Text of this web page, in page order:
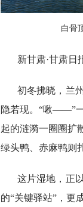
白骨
新甘肃·甘肃
初冬拂晓，兰
隐若现。“啾——”
起的涟漪一圈圈扩
绿头鸭、赤麻鸭则
这片湿地，正
的“关键驿站”，更